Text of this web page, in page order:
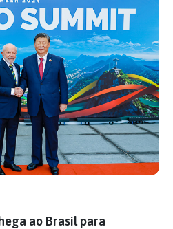
ao Brasil para